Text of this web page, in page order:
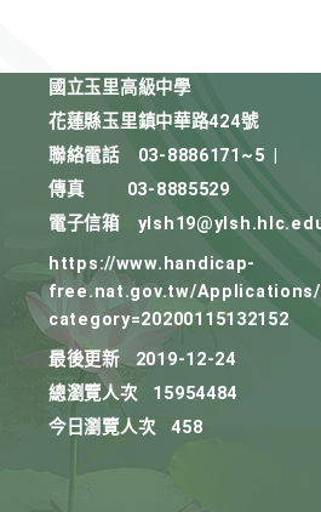
國立玉里高級中學
花蓮縣玉里鎮中華路424號
聯絡電話
03-8886171~5
傳真
03-8885529
電子信箱
https://www.handicap-
free.nat.gov.tw/
category=20200115132152
最後更新
2019-12-24
總瀏覽人次
15954484
今日瀏覽人次
458